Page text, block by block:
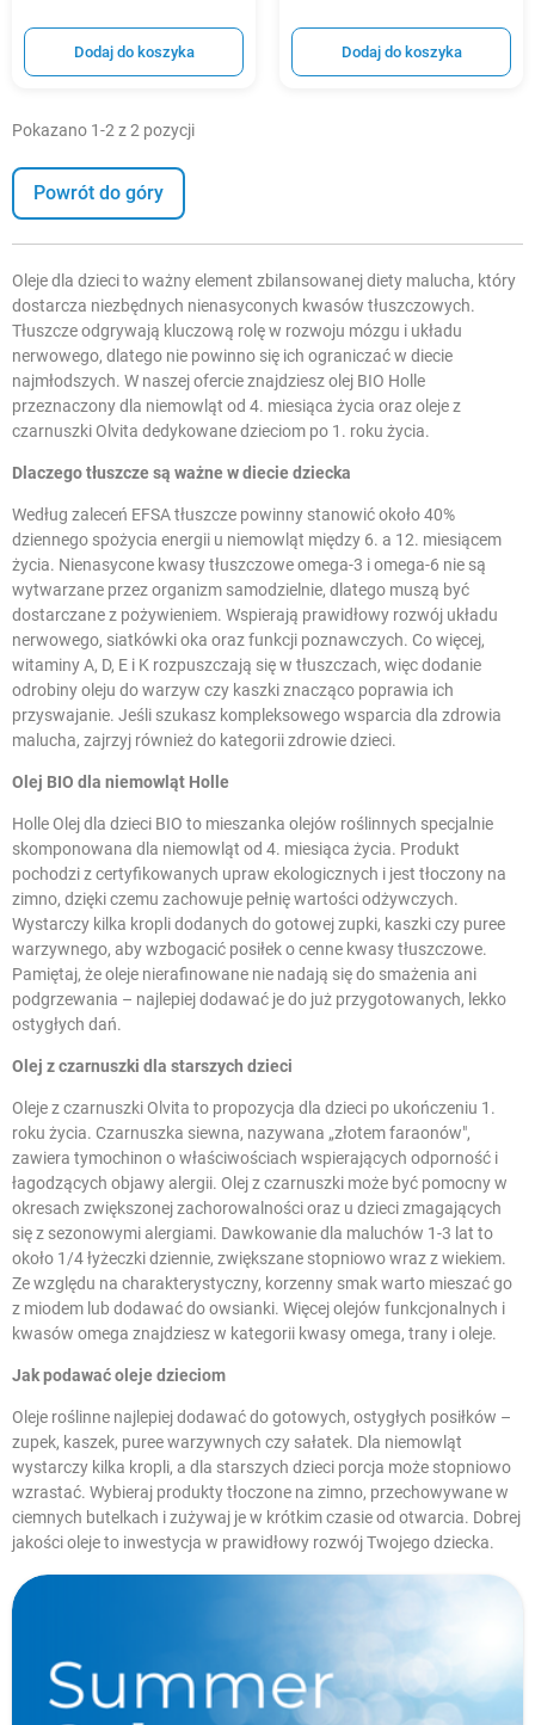
Cena
Dodaj do koszyka Dodaj do koszyka
Pokazano 1-2 z 2 pozycji
Powrót do góry
Oleje dla dzieci to ważny element zbilansowanej diety malucha, który
dostarcza niezbędnych nienasyconych kwasów tłuszczowych.
Tłuszcze odgrywają kluczową rolę w rozwoju mózgu i układu
nerwowego, dlatego nie powinno się ich ograniczać w diecie
najmłodszych. W naszej ofercie znajdziesz olej BIO Holle
przeznaczony dla niemowląt od 4. miesiąca życia oraz oleje z
czarnuszki Olvita dedykowane dzieciom po 1. roku życia.
Dlaczego tłuszcze są ważne w diecie dziecka
Według zaleceń EFSA tłuszcze powinny stanowić około 40%
dziennego spożycia energii u niemowląt między 6. a 12. miesiącem
życia. Nienasycone kwasy tłuszczowe omega-3 i omega-6 nie są
wytwarzane przez organizm samodzielnie, dlatego muszą być
dostarczane z pożywieniem. Wspierają prawidłowy rozwój układu
nerwowego, siatkówki oka oraz funkcji poznawczych. Co więcej,
witaminy A, D, E i K rozpuszczają się w tłuszczach, więc dodanie
odrobiny oleju do warzyw czy kaszki znacząco poprawia ich
przyswajanie. Jeśli szukasz kompleksowego wsparcia dla zdrowia
malucha, zajrzyj również do kategoriizdrowie dzieci.
Olej BIO dla niemowląt Holle
Holle Olej dla dzieci BIO to mieszanka olejów roślinnych specjalnie
skomponowana dla niemowląt od 4. miesiąca życia. Produkt
pochodzi z certyfikowanych upraw ekologicznych i jest tłoczony na
zimno, dzięki czemu zachowuje pełnię wartości odżywczych.
Wystarczy kilka kropli dodanych do gotowej zupki, kaszki czy puree
warzywnego, aby wzbogacić posiłek o cenne kwasy tłuszczowe.
Pamiętaj, że oleje nierafinowane nie nadają się do smażenia ani
podgrzewania – najlepiej dodawać je do już przygotowanych, lekko
ostygłych dań.
Olej z czarnuszki dla starszych dzieci
Oleje z czarnuszki Olvita to propozycja dla dzieci po ukończeniu 1.
roku życia. Czarnuszka siewna, nazywana „złotem faraonów",
zawiera tymochinon o właściwościach wspierających odporność i
łagodzących objawy alergii. Olej z czarnuszki może być pomocny w
okresach zwiększonej zachorowalności oraz u dzieci zmagających
się z sezonowymi alergiami. Dawkowanie dla maluchów 1-3 lat to
około 1/4 łyżeczki dziennie, zwiększane stopniowo wraz z wiekiem.
Ze względu na charakterystyczny, korzenny smak warto mieszać go
z miodem lub dodawać do owsianki. Więcej olejów funkcjonalnych i
kwasów omega znajdziesz w kategorii kwasy omega, trany i oleje.
Jak podawać oleje dzieciom
Oleje roślinne najlepiej dodawać do gotowych, ostygłych posiłków –
zupek, kaszek, puree warzywnych czy sałatek. Dla niemowląt
wystarczy kilka kropli, a dla starszych dzieci porcja może stopniowo
wzrastać. Wybieraj produkty tłoczone na zimno, przechowywane w
ciemnych butelkach i zużywaj je w krótkim czasie od otwarcia. Dobrej
jakości oleje to inwestycja w prawidłowy rozwój Twojego dziecka.